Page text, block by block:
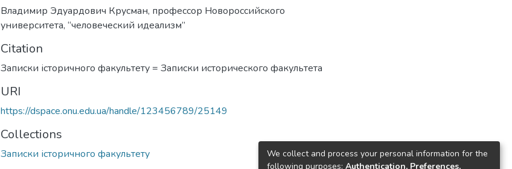
Владимир Эдуардович Крусман, профессор Новороссийского
университета, “человеческий идеализм”
Citation
Записки історичного факультету = Записки исторического факультета
URI
https://dspace.onu.edu.ua/handle/123456789/25149
Collections
Записки історичного факультету
We collect and process your personal information for the
following purposes: Authentication, Preferences,